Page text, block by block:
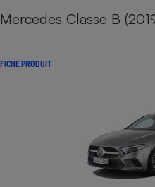
Mercedes Classe B
FICHE PRODUIT